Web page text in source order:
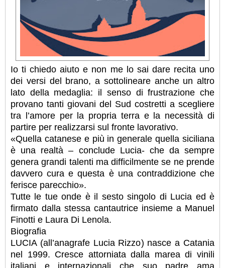
Io ti chiedo aiuto e non me lo sai dare recita uno
dei versi del brano, a sottolineare anche un altro
lato della medaglia: il senso di frustrazione che
provano tanti giovani del Sud costretti a scegliere
tra l’amore per la propria terra e la necessità di
partire per realizzarsi sul fronte lavorativo.
«Quella catanese e più in generale quella siciliana
è una realtà – conclude Lucia- che da sempre
genera grandi talenti ma difficilmente se ne prende
davvero cura e questa è una contraddizione che
ferisce parecchio».
Tutte le tue onde è il sesto singolo di Lucia ed è
firmato dalla stessa cantautrice insieme a Manuel
Finotti e Laura Di Lenola.
Biografia
LUCIA (all’anagrafe Lucia Rizzo) nasce a Catania
nel 1999. Cresce attorniata dalla marea di vinili
italiani e internazionali che suo padre ama